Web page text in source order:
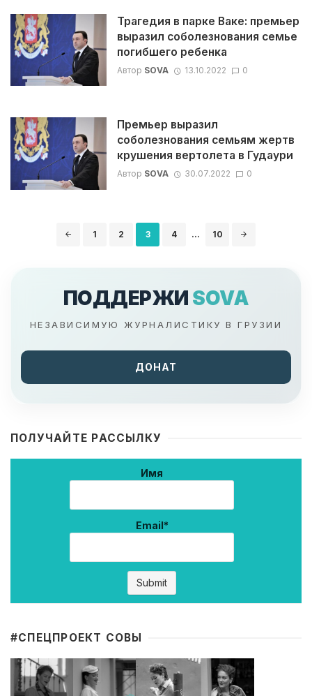
Трагедия в парке Ваке: премьер
выразил соболезнования семье
погибшего ребенка
Автор SOVA 13.10.2022 0
Премьер выразил
соболезнования семьям жертв
крушения вертолета в Гудаури
Автор SOVA 30.07.2022 0
1 2 3 4 ... 10
ПОДДЕРЖИ SOVA
НЕЗАВИСИМУЮ ЖУРНАЛИСТИКУ В ГРУЗИИ
ДОНАТ
ПОЛУЧАЙТЕ РАССЫЛКУ
Имя
Email*
#CПЕЦПРОЕКТ СОВЫ